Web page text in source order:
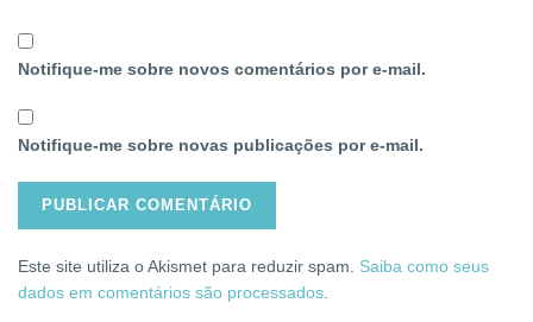
Notifique-me sobre novos comentários por e-mail.
Notifique-me sobre novas publicações por e-mail.
Este site utiliza o Akismet para reduzir spam. Saiba como seus
dados em comentários são processados